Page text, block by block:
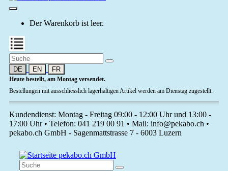
Der Warenkorb ist leer.
DE EN FR
Heute bestellt, am Montag versendet.
Bestellungen mit ausschliesslich lagerhaltigen Artikel werden am Dienstag zugestellt.
Kundendienst: Montag - Freitag 09:00 - 12:00 Uhr und 13:00 -
17:00 Uhr • Telefon: 041 219 00 91 • Mail: info@pekabo.ch •
pekabo.ch GmbH - Sagenmattstrasse 7 - 6003 Luzern